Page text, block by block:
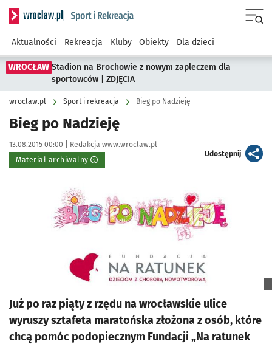
Serwis informacyjny wroclaw.pl podserwis: Sport i rekreacja
Aktualności Rekreacja Kluby Obiekty Dla dzieci
WROCŁAW Stadion na Brochowie z nowym zapleczem dla
sportowców | ZDJĘCIA
wroclaw.pl Sport i rekreacja Bieg po Nadzieję
Bieg po Nadzieję
Data publikacji:
13.08.2015 00:00 | Autor:
Redakcja www.wroclaw.pl
Materiał archiwalny
Udostępnijartykuł
Kliknij, aby powiększyć
Już po raz piąty z rzędu na wrocławskie ulice
wyruszy sztafeta maratońska złożona z osób, które
chcą pomóc podopiecznym Fundacji „Na ratunek